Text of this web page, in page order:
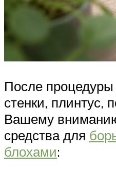
После
стенки, плинтус,
Вашему
средства для
блохами: